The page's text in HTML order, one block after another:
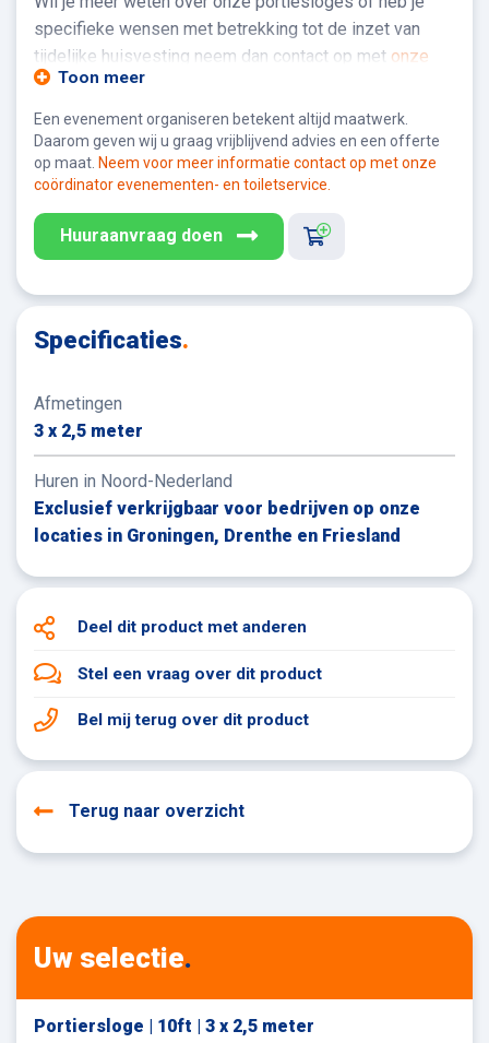
specifieke wensen met betrekking tot de inzet van
tijdelijke huisvesting neem dan contact op met onze
verhuurspecialist bij jou in de buurt.
Toezicht op inkomend en uitgaand verkeer en bezoek
en tegelijkertijd een veilige, beschutte werkplek
creëren realiseer je met de inzet van een tijdelijke
accommodatie zoals de portiersloge van Verno. Met
dank aan de grote ramen is er rondom volop zicht en
voorzie je in een goede werkplek voor portier of
toezichthouder. De portiersunit voorziet in voldoende
installaties en kan ook gebruikt worden als kleinere
Toon meer
Een evenement organiseren betekent altijd maatwerk.
Daarom geven wij u graag vrijblijvend advies en een offerte
op maat. Neem voor meer informatie contact op met onze
coördinator evenementen- en toiletservice.
Huuraanvraag doen
Specificaties.
Afmetingen
3 x 2,5 meter
Huren in Noord-Nederland
Exclusief verkrijgbaar voor bedrijven op onze
locaties in Groningen, Drenthe en Friesland
Deel dit product met anderen
Stel een vraag over dit product
Bel mij terug over dit product
Terug naar overzicht
Uw selectie.
Portiersloge | 10ft | 3 x 2,5 meter